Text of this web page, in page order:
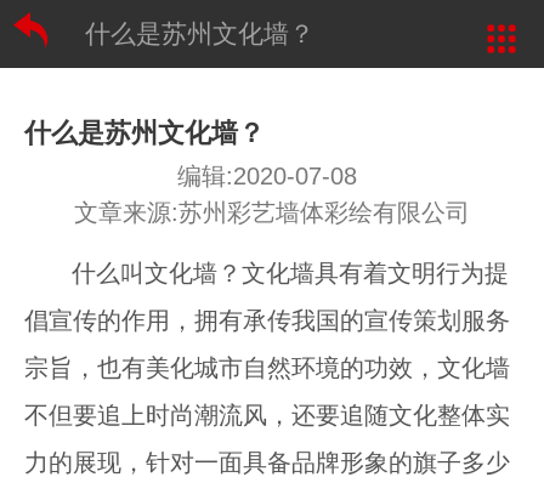
什么是苏州文化墙？
什么是苏州文化墙？
编辑:2020-07-08
文章来源:苏州彩艺墙体彩绘有限公司
什么叫文化墙？文化墙具有着文明行为提
倡宣传的作用，拥有承传我国的宣传策划服务
宗旨，也有美化城市自然环境的功效，文化墙
不但要追上时尚潮流风，还要追随文化整体实
力的展现，针对一面具备品牌形象的旗子多少